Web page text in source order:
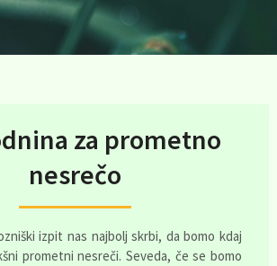
za prometno
nesrečo
izpit nas najbolj skrbi, da bomo kdaj
prometni nesreči. Seveda, če se bomo